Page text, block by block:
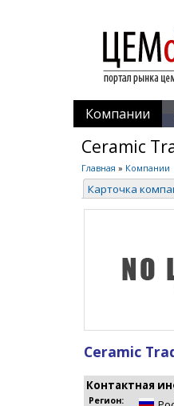
Компании
Ceramic
Главная » Компании
Карточка
Ceramic
Контактная
Регион: